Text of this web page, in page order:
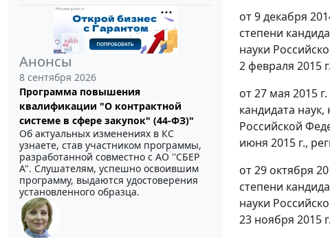
Анонсы
8 сентября 2026
Программа повышения
квалификации "О контрактной
системе в сфере закупок" (44-ФЗ)"
Об актуальных изменениях в КС
узнаете, став участником программы,
разработанной совместно с АО ''СБЕР
А". Слушателям, успешно освоившим
программу, выдаются удостоверения
установленного образца.
от 9 декабря
степени
науки
2 февраля 2015
от 27 мая 2015
кандидата
Российской
июня 2015 г.,
от 29 октября
степени
науки
23 ноября 2015